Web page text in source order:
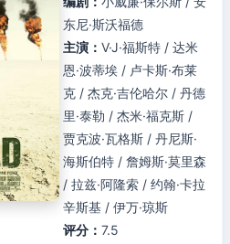
东尼·斯沃福德
主演： V·J·福斯特 / 达米
恩·波蒂埃 / 卢卡斯·布莱
克 / 杰克·吉伦哈尔 / 丹德
里·泰勒 / 杰米·福克斯 /
贾克波·瓦格斯 / 丹尼斯·
海斯伯特 / 詹姆斯·莫里森
/ 拉兹·阿隆索 / 约翰·卡拉
辛斯基 / 伊万·琼斯
评分： 7.5